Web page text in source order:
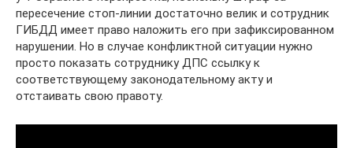
пересечение стоп-линии достаточно велик и сотрудник
ГИБДД имеет право наложить его при зафиксированном
нарушении. Но в случае конфликтной ситуации нужно
просто показать сотруднику ДПС ссылку к
соответствующему законодательному акту и
отстаивать свою правоту.